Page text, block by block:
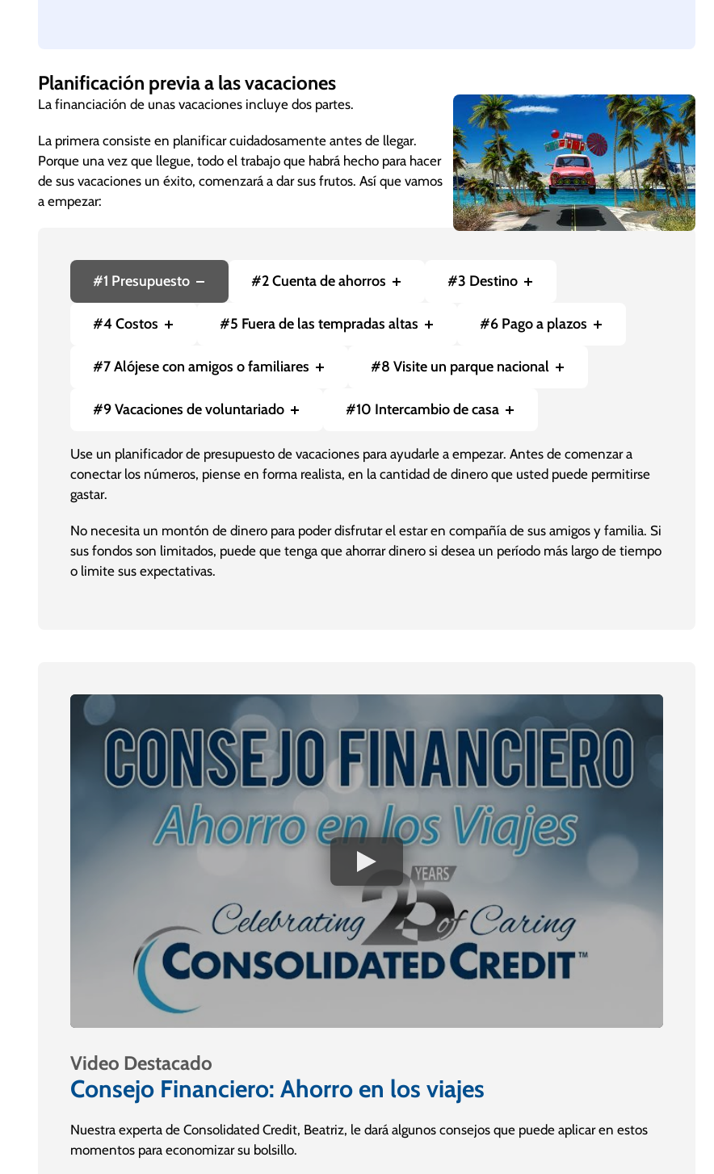
Planificación previa a las vacaciones
La financiación de unas vacaciones incluye dos partes.
La primera consiste en planificar cuidadosamente antes de llegar.
Porque una vez que llegue, todo el trabajo que habrá hecho para hacer
de sus vacaciones un éxito, comenzará a dar sus frutos. Así que vamos
a empezar:
#1 Presupuesto #2 Cuenta de ahorros #3 Destino
#4 Costos #5 Fuera de las tempradas altas #6 Pago a plazos
#7 Alójese con amigos o familiares #8 Visite un parque nacional
#9 Vacaciones de voluntariado #10 Intercambio de casa
Use un planificador de presupuesto de vacaciones para ayudarle a empezar. Antes de comenzar a
conectar los números, piense en forma realista, en la cantidad de dinero que usted puede permitirse
gastar.
No necesita un montón de dinero para poder disfrutar el estar en compañía de sus amigos y familia. Si
sus fondos son limitados, puede que tenga que ahorrar dinero si desea un período más largo de tiempo
o limite sus expectativas.
Video Destacado
Consejo Financiero: Ahorro en los viajes
Nuestra experta de Consolidated Credit, Beatriz, le dará algunos consejos que puede aplicar en estos
momentos para economizar su bolsillo.